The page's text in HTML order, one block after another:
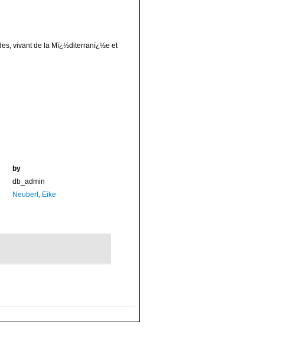
vivant de la Mï¿½diterranï¿½e et
by
db_admin
Neubert, Eike